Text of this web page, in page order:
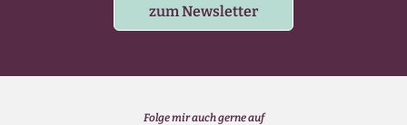
zum Newsletter
Folge mir auch gerne auf